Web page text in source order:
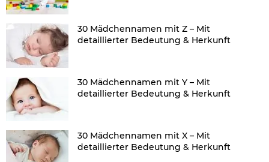
30 Mädchennamen mit Z – Mit
detaillierter Bedeutung & Herkunft
30 Mädchennamen mit Y – Mit
detaillierter Bedeutung & Herkunft
30 Mädchennamen mit X – Mit
detaillierter Bedeutung & Herkunft